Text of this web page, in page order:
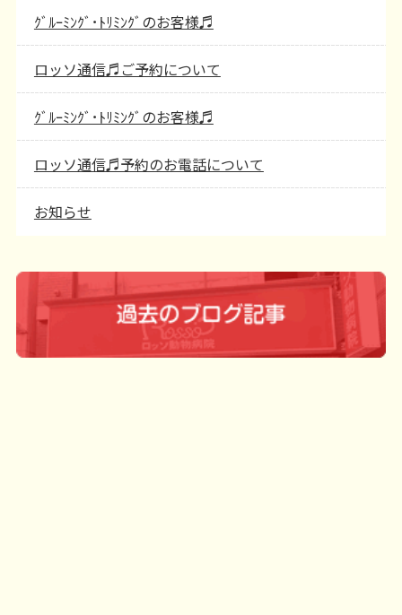
ｸﾞﾙｰﾐﾝｸﾞ･ﾄﾘﾐﾝｸﾞのお客様♬
ロッソ通信♬ご予約について
ｸﾞﾙｰﾐﾝｸﾞ･ﾄﾘﾐﾝｸﾞのお客様♬
ロッソ通信♬予約のお電話について
お知らせ